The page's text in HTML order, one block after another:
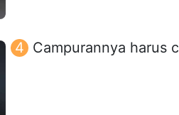
Campurannya harus